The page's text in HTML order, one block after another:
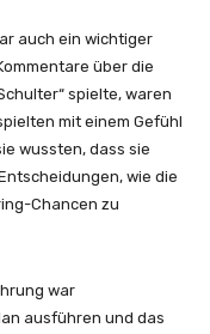
auch ein wichtiger
über die
spielte, waren
mit einem Gefühl
wussten, dass sie
wie die
Chancen zu
war
ausführen und das